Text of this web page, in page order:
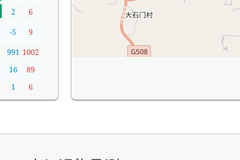
2 6
-5 9
991 1002
16 89
1 6
100 100